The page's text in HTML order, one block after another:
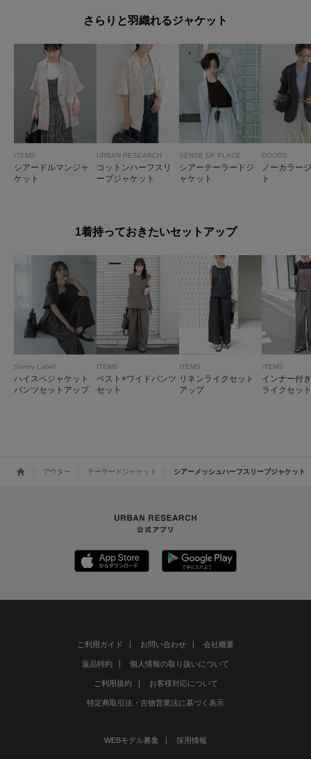
さらりと羽織れるジャケット
ITEMS
シアードルマンジャ
ケット
URBAN RESEARCH
コットンハーフスリ
ーブジャケット
SENSE OF PLACE
シアーテーラードジ
ャケット
DOORS
ノーカラー
ト
1着持っておきたいセットアップ
Sonny Label
ハイスペジャケット
パンツセットアップ
ITEMS
ベスト×ワイドパンツ
セット
ITEMS
リネンライクセット
アップ
ITEMS
インナー付
ライクセッ
アウター テーラードジャケット シアーメッシュハーフスリーブジャケット
ご利用ガイド お問い合わせ 会社概要
返品特約 個人情報の取り扱いについて
ご利用規約 お客様対応について
特定商取引法・古物営業法に基づく表示
WEBモデル募集 採用情報